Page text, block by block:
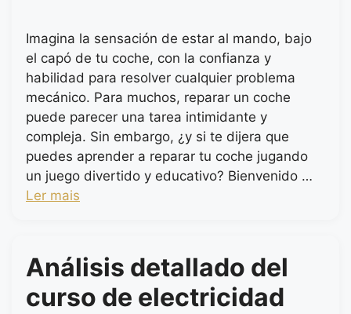
Imagina la sensación de estar al mando, bajo
el capó de tu coche, con la confianza y
habilidad para resolver cualquier problema
mecánico. Para muchos, reparar un coche
puede parecer una tarea intimidante y
compleja. Sin embargo, ¿y si te dijera que
puedes aprender a reparar tu coche jugando
un juego divertido y educativo? Bienvenido …
Ler mais
Análisis detallado del
curso de electricidad